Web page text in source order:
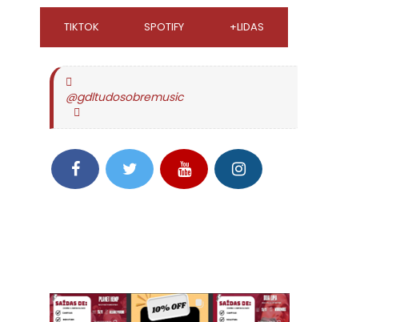
TIKTOK SPOTIFY +LIDAS
@gdltudosobremusic